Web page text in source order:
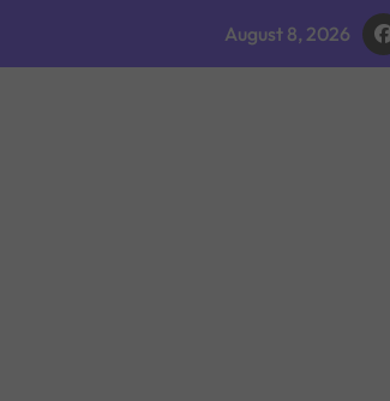
सहिद घोषणा र परिवारलाई राहत दिइने
August 8, 2026